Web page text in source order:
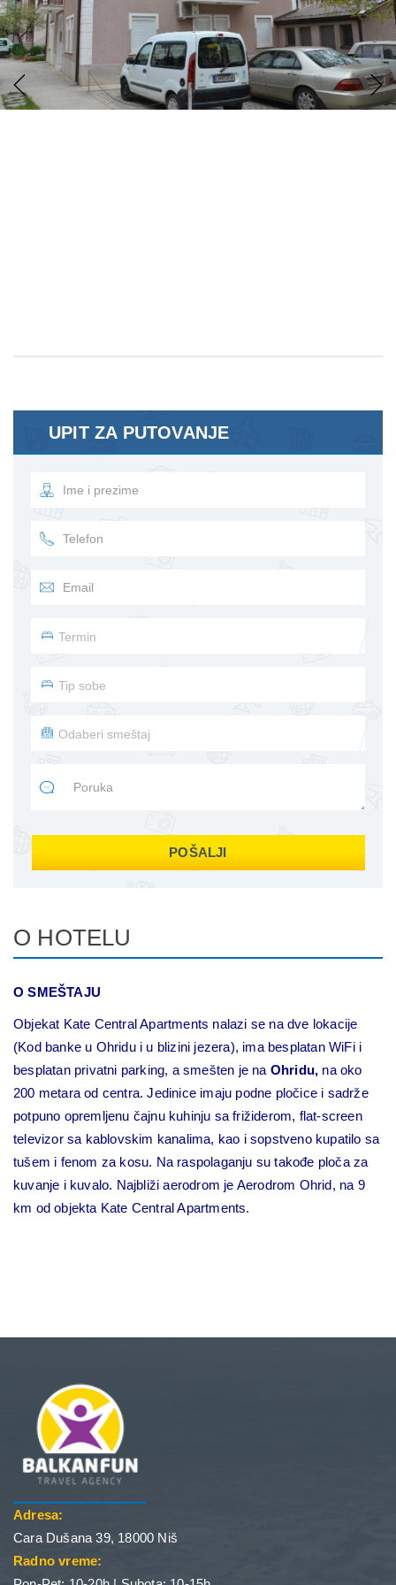
Previous Next
UPIT ZA PUTOVANJE
POŠALJI
O HOTELU
O SMEŠTAJU
Objekat Kate Central Apartments nalazi se na dve lokacije
(Kod banke u Ohridu i u blizini jezera), ima besplatan WiFi i
besplatan privatni parking, a smešten je na Ohridu, na oko
200 metara od centra. Jedinice imaju podne pločice i sadrže
potpuno opremljenu čajnu kuhinju sa frižiderom, flat-screen
televizor sa kablovskim kanalima, kao i sopstveno kupatilo sa
tušem i fenom za kosu. Na raspolaganju su takođe ploča za
kuvanje i kuvalo. Najbliži aerodrom je Aerodrom Ohrid, na 9
km od objekta Kate Central Apartments.
Adresa:
Cara Dušana 39, 18000 Niš
Radno vreme: